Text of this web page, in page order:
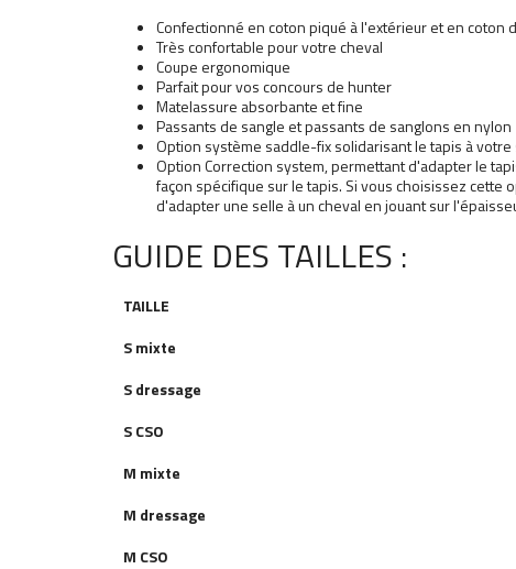
Confectionné en coton piqué à l'extérieur et en coton
Très confortable pour votre cheval
Coupe ergonomique
Parfait pour vos concours de hunter
Matelassure absorbante et fine
Passants de sangle et passants de sanglons en nylon
Option système saddle-fix solidarisant le tapis à
Option Correction system, permettant d'adapter le
façon spécifique sur le tapis. Si vous choisissez
d'adapter une selle à un cheval en jouant sur
GUIDE DES TAILLES :
TAILLE
S mixte
S dressage
SCSO
M mixte
M dressage
M CSO